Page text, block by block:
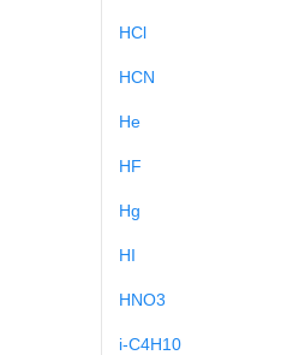
HCl
HCN
He
HF
Hg
HI
HNO3
i-C4H10